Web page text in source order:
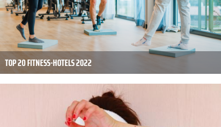
TOP 20 FITNESS-HOTELS 2022